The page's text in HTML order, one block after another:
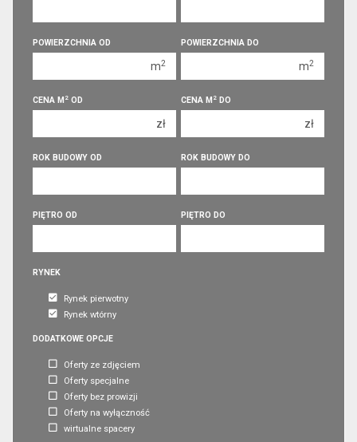
3 pokoje
4 pokoje
6 pokoi
3 pokoje
4 pokoje
6 pokoi
POWIERZCHNIA OD
m2
POWIERZCHNIA DO
m2
CENA M 2 OD
zł
CENA M 2 DO
zł
ROK BUDOWY OD ROK BUDOWY DO
PIĘTRO OD PIĘTRO DO
RYNEK
Rynek pierwotny
Rynek wtórny
DODATKOWE OPCJE
Oferty ze zdjęciem
Oferty specjalne
Oferty bez prowizji
Oferty na wyłączność
wirtualne spacery